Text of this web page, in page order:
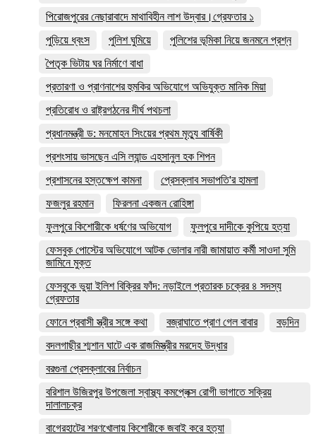
পিরোজপুরের নেছারাবাদে মাথাবিহীন লাশ উদ্বার।গ্রেফতার ১
পুড়িয়ে ধ্বংস
পুলিশ ঘুমিয়ে
পুলিশের ভূমিকা নিয়ে জনমনে প্রশ্ন
পৈতৃক ভিটায় ঘর নির্মাণে বাধা
প্রতারণা ও প্রাণনাশের হুমকির অভিযোগে অভিযুক্ত মানিক মিয়া
প্রতিরোধ ও রাষ্ট্রগঠনের দীর্ঘ পথচলা
প্রধানমন্ত্রী ড: মনমোহন সিংয়ের প্রথম মৃত্যু বার্ষিকী
প্রশংসায় ভাসছেন এসি ল্যান্ড এহসানুল হক শিপন
প্রশাসনের হস্তক্ষেপ কামনা
প্রেসক্লাব সভাপতি'র হামলা
ফজলুর রহমান
ফিরলনা একজন রোহিঙ্গা
ফুলপুরে কিশোরীকে ধর্ষণের অভিযোগ
ফুলপুরে দাদীকে কুপিয়ে হত্যা
ফেসবুক পোস্টের অভিযোগে আটক ভোলার নারী জামায়াত কর্মী সাওদা সুমি
জামিনে মুক্ত
ফেসবুকে ভুয়া ইলিশ বিক্রির ফাঁদ: নড়াইলে প্রতারক চক্রের ৪ সদস্য
গ্রেফতার
ফোনে প্রবাসী স্ত্রীর সঙ্গে কথা
বজ্রাঘাতে প্রাণ গেল বাবার
বড়দিন
বদলগাছীর শ্মশান ঘাটে এক রাজমিস্ত্রীর মরদেহ উদ্ধার
বরগুনা প্রেসক্লাবের নির্বাচন
বরিশাল উজিরপুর উপজেলা স্বাস্থ্য কমপ্লেক্স রোগী ভাগাতে সক্রিয়
দালালচক্র
বাগেরহাটের শরণখোলায় কিশোরীকে জবাই করে হত্যা